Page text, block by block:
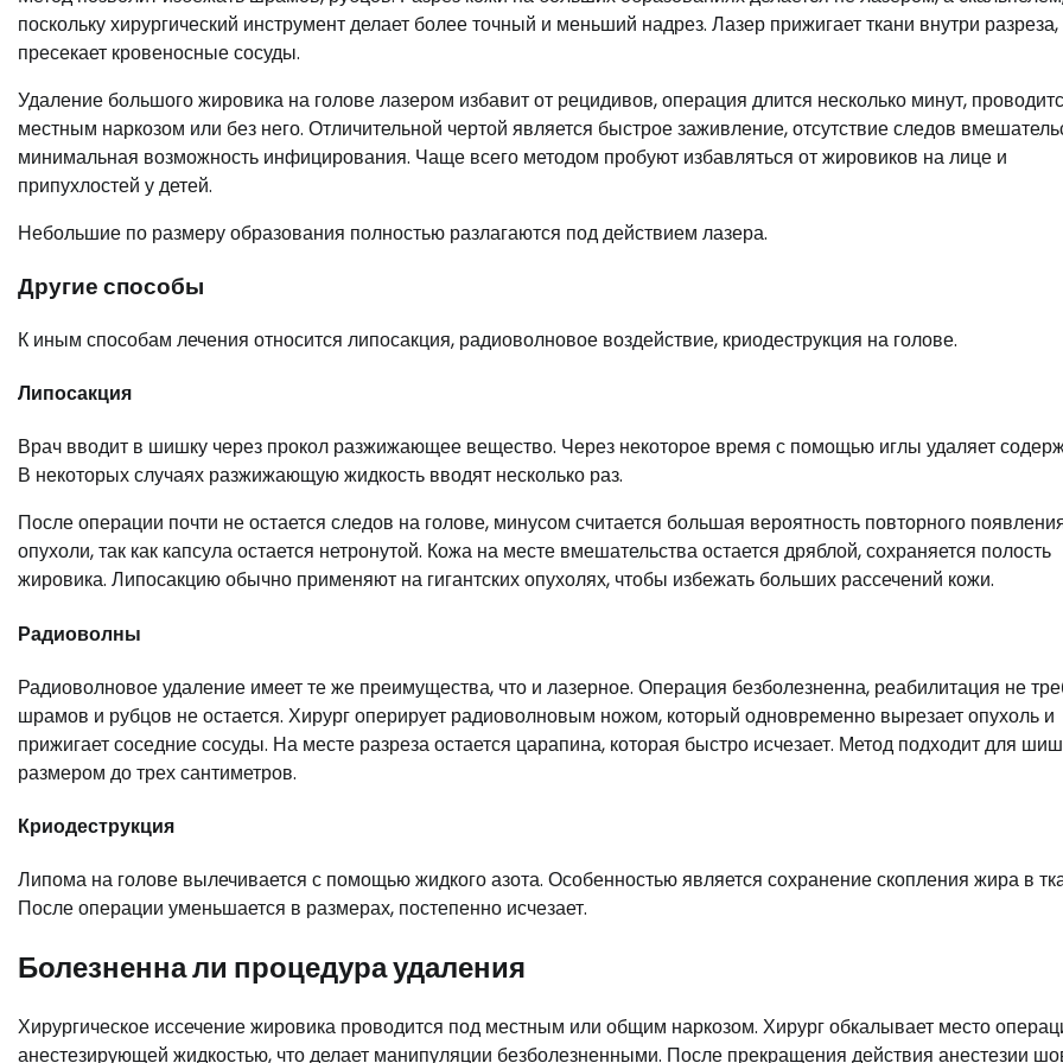
поскольку хирургический инструмент делает более точный и меньший надрез. Лазер прижигает ткани внутри разреза,
пресекает кровеносные сосуды.
Удаление большого жировика на голове лазером избавит от рецидивов, операция длится несколько минут,
местным наркозом или без него. Отличительной чертой является быстрое заживление, отсутствие следов
минимальная возможность инфицирования. Чаще всего методом пробуют избавляться от жировиков на лице и
припухлостей у детей.
Небольшие по размеру образования полностью разлагаются под действием лазера.
Другие способы
К иным способам лечения относится липосакция, радиоволновое воздействие, криодеструкция на голове.
Липосакция
Врач вводит в шишку через прокол разжижающее вещество. Через некоторое время с помощью иглы удаляет
В некоторых случаях разжижающую жидкость вводят несколько раз.
После операции почти не остается следов на голове, минусом считается большая вероятность повторного
опухоли, так как капсула остается нетронутой. Кожа на месте вмешательства остается дряблой, сохраняется полость
жировика. Липосакцию обычно применяют на гигантских опухолях, чтобы избежать больших рассечений кожи.
Радиоволны
Радиоволновое удаление имеет те же преимущества, что и лазерное. Операция безболезненна, реабилитация не
шрамов и рубцов не остается. Хирург оперирует радиоволновым ножом, который одновременно вырезает опухоль и
прижигает соседние сосуды. На месте разреза остается царапина, которая быстро исчезает. Метод подходит для
размером до трех сантиметров.
Криодеструкция
Липома на голове вылечивается с помощью жидкого азота. Особенностью является сохранение скопления жира в
После операции уменьшается в размерах, постепенно исчезает.
Болезненна ли процедура удаления
Хирургическое иссечение жировика проводится под местным или общим наркозом. Хирург обкалывает место
анестезирующей жидкостью, что делает манипуляции безболезненными. После прекращения действия анестезии